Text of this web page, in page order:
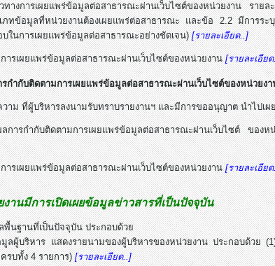
างการเผยแพร่ข้อมูลต่อสาธารณะผ่านเว็บไซต์ของหน่วยงาน ร
ทข้อมูลที่หน่วยงานต้องเผยแพร่ต่อสาธารณะ และข้อ 2.2 มีการระบุ
ในการเผยแพร่ข้อมูลต่อสาธารณะอย่างชัดเจน)[รายละเอียด..]
ารเผยแพร่ข้อมูลต่อสาธารณะผ่านเว็บไซต์ของหน่วยงาน[รายละเอีย
รกำกับติดตามการเผยแพร่ข้อมูลต่อสาธารณะผ่านเว็บไซต์ของหน่วยง
าม ที่ผู้บริหารลงนามรับทราบรายงานฯ และมีการขออนุญาต นำไปเ
การกำกับติดตามการเผยแพร่ข้อมูลต่อสาธารณะผ่านเว็บไซต์ ข
ารเผยแพร่ข้อมูลต่อสาธารณะผ่านเว็บไซต์ของหน่วยงาน[รายละเอีย
งานมีการเปิดเผยข้อมูลข่าวสารที่เป็นปัจจุบัน
พื้นฐานที่เป็นปัจจุบัน ประกอบด้วย
ลผู้บริหาร แสดงรายนามของผู้บริหารของหน่วยงาน ประกอบด้ว
รบทั้ง 4 รายการ)[รายละเอียด..]